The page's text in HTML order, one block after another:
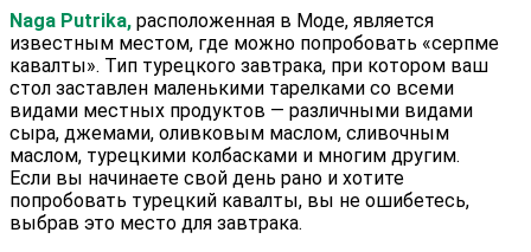
Naga Putrika, расположенная в Моде, является
известным местом, где можно попробовать «серпме
кавалты». Тип турецкого завтрака, при котором ваш
стол заставлен маленькими тарелками со всеми
видами местных продуктов — различными видами
сыра, джемами, оливковым маслом, сливочным
маслом, турецкими колбасками и многим другим.
Если вы начинаете свой день рано и хотите
попробовать турецкий кавалты, вы не ошибетесь,
выбрав это место для завтрака.